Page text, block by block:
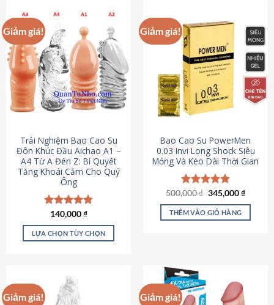
Giảm giá!
Trải Nghiệm Bao Cao Su
Đôn Khúc Đầu Aichao A1 –
A4 Từ A Đến Z: Bí Quyết
Tăng Khoái Cảm Cho Quý
Ông
Được xếp
hạng4.88
5 sao
140,000₫
LỰA CHỌN TÙY CHỌN
có
nhiều
Giảm giá!
Bao Cao Su PowerMen
0.03 Invi Long Shock Siêu
Mỏng Và Kéo Dài Thời Gian
Được xếp
hạng4.85
5 sao
500,000₫ Giá
là:
500,000 ₫.
345,000₫Giá
tại
THÊM VÀO GIỎ HÀNG
Giảm giá! Giảm giá!